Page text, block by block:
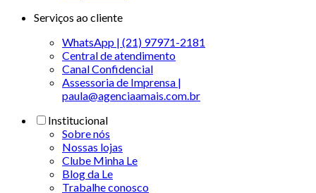
Serviços ao cliente
WhatsApp | (21) 97971-2181
Central de atendimento
Canal Confidencial
Assessoria de Imprensa |
paula@agenciaamais.com.br
Institucional
Sobre nós
Nossas lojas
Clube Minha Le
Blog da Le
Trabalhe conosco